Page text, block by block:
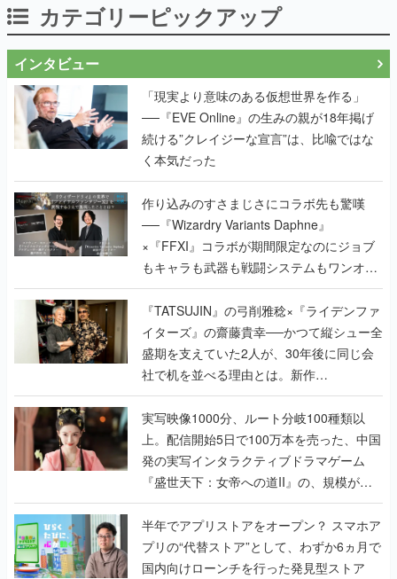
カテゴリーピックアップ
インタビュー
「現実より意味のある仮想世界を作る」
──『EVE Online』の生みの親が18年掲げ
続ける”クレイジーな宣言”は、比喩ではな
く本気だった
作り込みのすさまじさにコラボ先も驚嘆
──『Wizardry Variants Daphne』
×『FFXI』コラボが期間限定なのにジョブ
もキャラも武器も戦闘システムもワンオフ
で作り込まれた理由を両ディレクターに聞
く
『TATSUJIN』の弓削雅稔×『ライデンファ
イターズ』の齋藤貴幸──かつて縦シュー全
盛期を支えていた2人が、30年後に同じ会
社で机を並べる理由とは。新作
『TATSUJIN EXTREME』で初タッグを組
んだレジェンド2人に訊く開発秘話
実写映像1000分、ルート分岐100種類以
上。配信開始5日で100万本を売った、中国
発の実写インタラクティブドラマゲーム
『盛世天下：女帝への道II』の、規模が違
うこだわりをプロデューサーに聞いた
半年でアプリストアをオープン？ スマホア
プリの“代替ストア”として、わずか6ヵ月で
国内向けローンチを行った発見型ストア